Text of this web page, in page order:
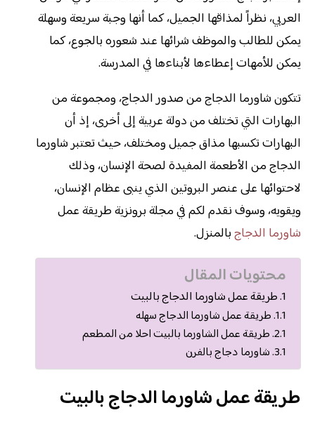
العربي، نظراً لمذاقها الجميل، كما أنها وجبة سريعة وسهلة
يمكن للطالب والموظف شرائها عند شعوره بالجوع، كما
يمكن للأمهات إعطاءها لأبناءها في المدرسة.
تتكون شاورما الدجاج من صدور الدجاج، ومجموعة من
البهارات التي تختلف من دولة عربية إلى أخرى، إذ أن
البهارات تكسبها مذاق جميل ومختلف، حيث تعتبر شاورما
الدجاج من الأطعمة المفيدة لصحة الإنسان، وذلك
لاحتوائها على عنصر البروتين الذي ينبى عظام الإنسان،
ويقويه، وسوف نقدم لكم في مجلة برونزية طريقة عمل
شاورما الدجاجبالمنزل.
محتويات المقال
طريقة عمل شاورما الدجاج بالبيت
طريقة عمل شاورما الدجاج سهله
طريقة عمل الشاورما بالبيت احلا من المطعم
شاورما دجاج بالفرن
طريقة عمل شاورما الدجاج بالبيت